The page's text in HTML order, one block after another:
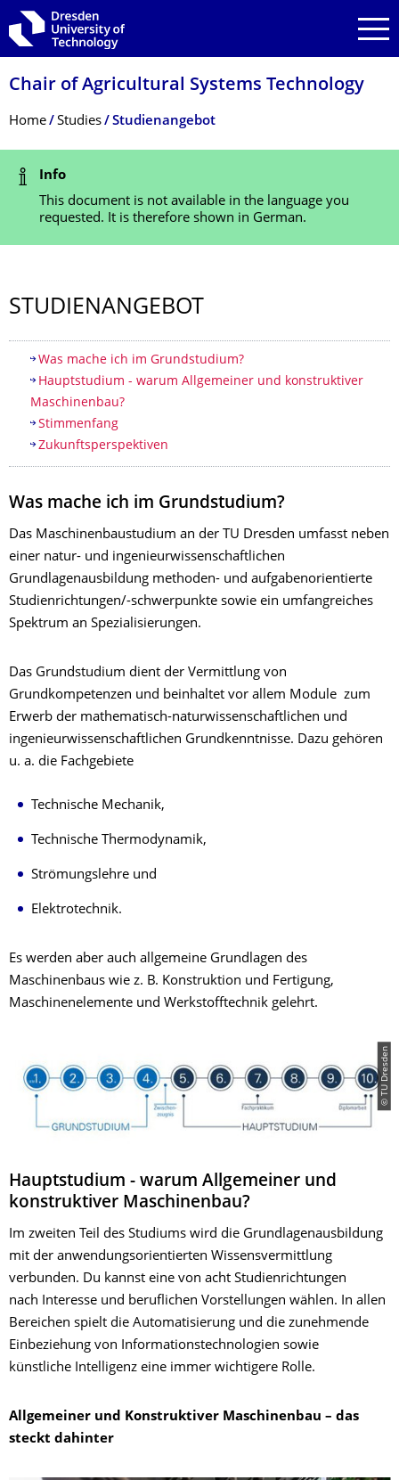
Skip to main navigation
Skip to search
Skip to content
Chair of Agricultural Systems Technology
Breadcrumb Menu
Home Studies Studienangebot
Status Message
Info
This document is not available in the language you
requested. It is therefore shown in German.
STUDIENANGEBOT
Table of contents
Was mache ich im Grundstudium?
Hauptstudium - warum Allgemeiner und konstruktiver
Maschinenbau?
Stimmenfang
Zukunftsperspektiven
Was mache ich im Grundstudium?
Das Maschinenbaustudium an der TU Dresden umfasst neben
einer natur- und ingenieurwissenschaftlichen
Grundlagenausbildung methoden- und aufgabenorientierte
Studienrichtungen/-schwerpunkte sowie ein umfangreiches
Spektrum an Spezialisierungen.
Das Grundstudium dient der Vermittlung von
Grundkompetenzen und beinhaltet vor allem Module zum
Erwerb der mathematisch-naturwissenschaftlichen und
ingenieurwissenschaftlichen Grundkenntnisse. Dazu gehören
u. a. die Fachgebiete
Technische Mechanik,
Technische Thermodynamik,
Strömungslehre und
Elektrotechnik.
Es werden aber auch allgemeine Grundlagen des
Maschinenbaus wie z. B. Konstruktion und Fertigung,
Maschinenelemente und Werkstofftechnik gelehrt.
© TU Dresden
Hauptstudium - warum Allgemeiner und
konstruktiver Maschinenbau?
Im zweiten Teil des Studiums wird die Grundlagenausbildung
mit der anwendungsorientierten Wissensvermittlung
verbunden. Du kannst eine von acht Studienrichtungen
nach Interesse und beruflichen Vorstellungen wählen. In allen
Bereichen spielt die Automatisierung und die zunehmende
Einbeziehung von Informationstechnologien sowie
künstliche Intelligenz eine immer wichtigere Rolle.
Allgemeiner und Konstruktiver Maschinenbau – das
steckt dahinter